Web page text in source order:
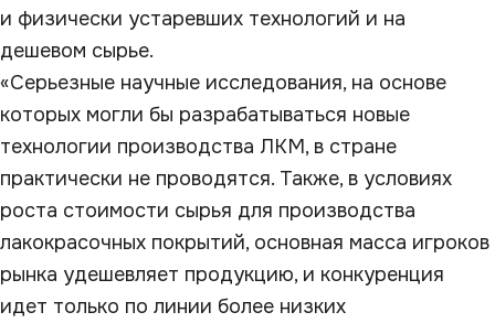
и физически устаревших технологий и на
дешевом сырье.
«Серьезные научные исследования, на основе
которых могли бы разрабатываться новые
технологии производства ЛКМ, в стране
практически не проводятся. Также, в условиях
роста стоимости сырья для производства
лакокрасочных покрытий, основная масса игроков
рынка удешевляет продукцию, и конкуренция
идет только по линии более низких